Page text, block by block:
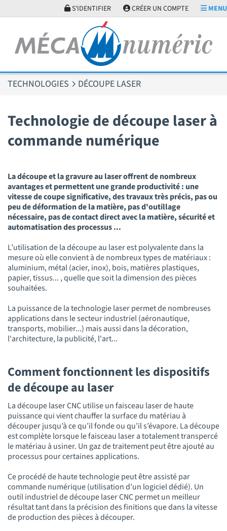
S'IDENTIFIER CRÉER UN COMPTE MENU
TECHNOLOGIES DÉCOUPE LASER
Technologie de découpe laser à
commande numérique
La découpe et la gravure au laser offrent de nombreux
avantages et permettent une grande productivité : une
vitesse de coupe significative, des travaux très précis, pas ou
peu de déformation de la matière, pas d'outillage
nécessaire, pas de contact direct avec la matière, sécurité et
automatisation des processus ...
L’utilisation de la découpe au laser est polyvalente dans la
mesure où elle convient à de nombreux types de matériaux :
aluminium, métal (acier, inox), bois, matières plastiques,
papier, tissus... , quelle que soit la dimension des pièces
souhaitées.
La puissance de la technologie laser permet de nombreuses
applications dans le secteur industriel (aéronautique,
transports, mobilier...) mais aussi dans la décoration,
l'architecture, la publicité, l'art...
Comment fonctionnent les dispositifs
de découpe au laser
La découpe laser CNC utilise un faisceau laser de haute
puissance qui vient chauffer la surface du matériau à
découper jusqu’à ce qu’il fonde ou qu’il s’évapore. La découpe
est complète lorsque le faisceau laser a totalement transpercé
le matériau à usiner. Un gaz de traitement peut être ajouté au
processus pour certaines applications.
Ce procédé de haute technologie peut être assisté par
commande numérique (utilisation d’un logiciel dédié). Un
outil industriel de découpe laser CNC permet un meilleur
résultat tant dans la précision des finitions que dans la vitesse
de production des pièces à découper.
Panneau de gestion des cookies